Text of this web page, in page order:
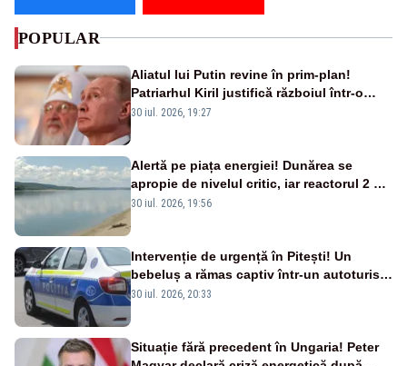
POPULAR
Aliatul lui Putin revine în prim-plan!
Patriarhul Kiril justifică războiul într-o
nouă carte
30 iul. 2026, 19:27
Alertă pe piața energiei! Dunărea se
apropie de nivelul critic, iar reactorul 2 de
la Cernavodă ar putea fi oprit
30 iul. 2026, 19:56
Intervenție de urgență în Pitești! Un
bebeluș a rămas captiv într-un autoturism
din cauza unei defecțiuni
30 iul. 2026, 20:33
Situație fără precedent în Ungaria! Peter